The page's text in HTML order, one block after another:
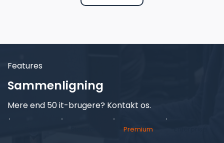
Features
Sammenligning
Mere end 50 it-brugere? Kontakt os.
Premium